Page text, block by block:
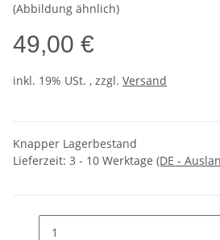
(Abbildung ähnlich)
49,00 €
inkl. 19% USt. , zzgl. Versand
Knapper Lagerbestand
Lieferzeit: 3 - 10 Werktage (DE -